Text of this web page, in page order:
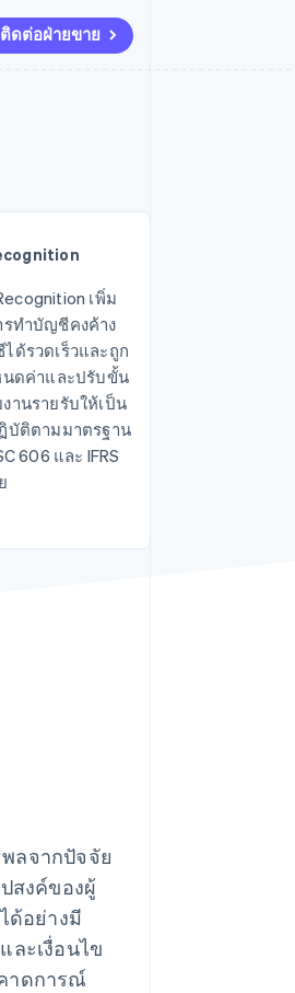
ติดต่อฝ่ายขาย
Radar
การก่อตั้งบริษัทสตาร์ทอัพ
Climate
การขจัดคาร์บอน
โครงสร้างพื้นฐานระบบ
เพิ่ม
ทำบัญชีคงค้าง
ด้รวดเร็วและถูก
นดค่าและปรับขั้น
านรายรับให้เป็น
ติตามมาตรฐาน
606 และ IFRS
ลจากปัจจัย
สงค์ของผู้
ได้อย่างมี
ละเงื่อนไข
าดการณ์